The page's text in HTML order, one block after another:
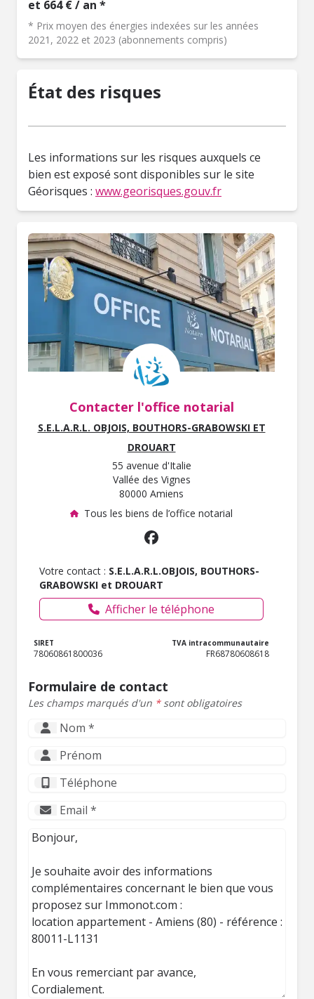
et 664 € / an *
* Prix moyen des énergies indexées sur les années
2021, 2022 et 2023 (abonnements compris)
État des risques
Les informations sur les risques auxquels ce
bien est exposé sont disponibles sur le site
Géorisques : www.georisques.gouv.fr
Contacter l'office notarial
S.E.L.A.R.L. OBJOIS, BOUTHORS-GRABOWSKI ET
DROUART
55 avenue d'Italie
Vallée des Vignes
80000 Amiens
Tous les biens de l’office notarial
Votre contact : S.E.L.A.R.L.OBJOIS, BOUTHORS-
GRABOWSKI et DROUART
Afficher le téléphone
SIRET
78060861800036
TVA intracommunautaire
FR68780608618
Formulaire de contact
Les champs marqués d'un *sont obligatoires